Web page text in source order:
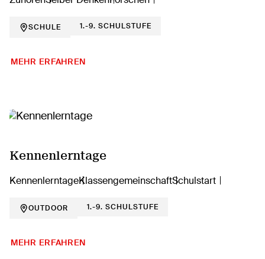
SCHULE 1.-9. SCHULSTUFE
MEHR ERFAHREN
Kennenlerntage
KennenlerntageKlassengemeinschaftSchulstart
OUTDOOR 1.-9. SCHULSTUFE
MEHR ERFAHREN